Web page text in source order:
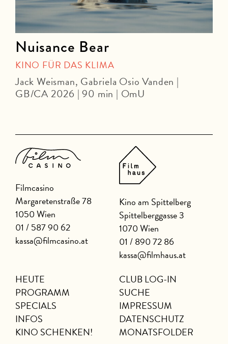
Nuisance Bear
KINO FÜR DAS KLIMA
Jack Weisman, Gabriela Osio Vanden |
GB/CA 2026 | 90 min | OmU
Filmcasino
Margaretenstraße 78
1050 Wien
01 / 587 90 62
kassa@filmcasino.at
Kino am Spittelberg
Spittelberggasse 3
1070 Wien
01 / 890 72 86
kassa@filmhaus.at
HEUTE
PROGRAMM
SPECIALS
INFOS
KINO SCHENKEN!
CLUB LOG-IN
SUCHE
IMPRESSUM
DATENSCHUTZ
MONATSFOLDER